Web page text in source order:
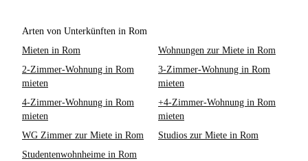
Arten von Unterkünften in Rom
Mieten in Rom
Wohnungen zur Miete in Rom
2-Zimmer-Wohnung in Rom
mieten
3-Zimmer-Wohnung in Rom
mieten
4-Zimmer-Wohnung in Rom
mieten
+4-Zimmer-Wohnung in Rom
mieten
WG Zimmer zur Miete in Rom
Studios zur Miete in Rom
Studentenwohnheime in Rom